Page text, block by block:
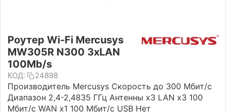
Роутер Wi-Fi Mercusys
MW305R N300 3xLAN
100Mb/s
КОД: 24898
Производитель Mercusys Скорость до 300 Мбит/с
Диапазон 2,4-2,4835 ГГц Антенны x3 LAN х3 100
Мбит/с WAN х1 100 Мбит/с USB Нет